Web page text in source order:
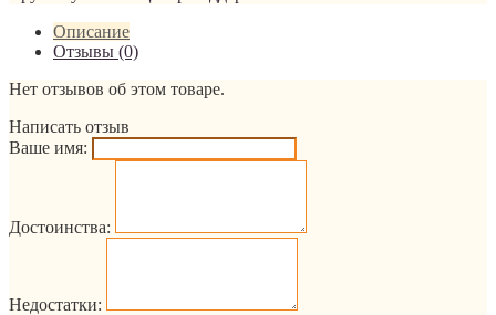
Описание
Отзывы (0)
Нет отзывов об этом товаре.
Написать отзыв
Ваше имя:
Достоинства:
Недостатки: